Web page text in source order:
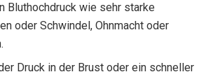
Bluthochdruck wie sehr starke
oder Schwindel, Ohnmacht oder
Druck in der Brust oder ein schneller